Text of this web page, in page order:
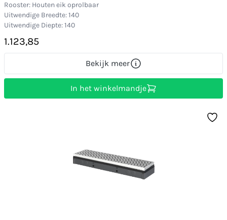
Rooster: Houten eik oprolbaar
Uitwendige Breedte: 140
Uitwendige Diepte: 140
1.123,85
Bekijk meer
In het winkelmandje